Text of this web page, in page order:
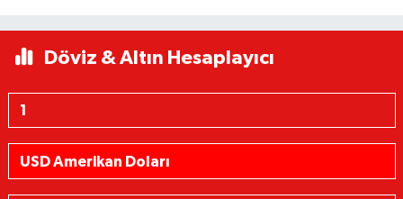
Döviz & Altın Hesaplayıcı